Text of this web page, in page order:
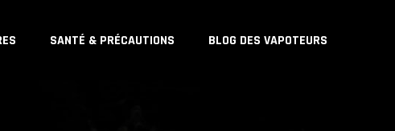
SANTÉ & PRÉCAUTIONS BLOG DES VAPOTEURS